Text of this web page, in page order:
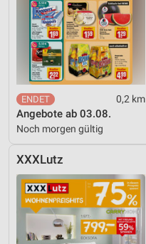
0,2 km
Angebote ab 03.08.
Noch morgen gültig
XXXLutz